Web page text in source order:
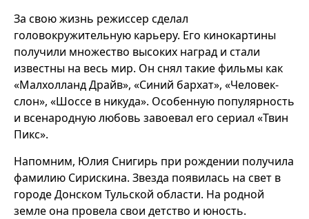
За свою жизнь режиссер сделал
головокружительную карьеру. Его кинокартины
получили множество высоких наград и стали
известны на весь мир. Он снял такие фильмы как
«Малхолланд Драйв», «Синий бархат», «Человек-
слон», «Шоссе в никуда». Особенную популярность
и всенародную любовь завоевал его сериал «Твин
Пикс».
Напомним, Юлия Снигирь при рождении получила
фамилию Сирискина. Звезда появилась на свет в
городе Донском Тульской области. На родной
земле она провела свои детство и юность.